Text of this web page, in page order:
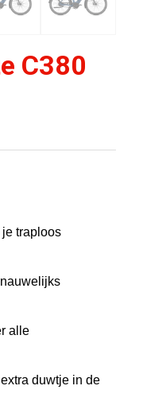
C380
traploos
alle
duwtje in de